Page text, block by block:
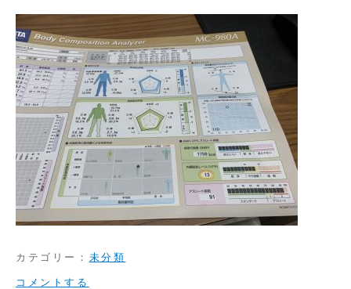
カテゴリー： 未分類
コメントする